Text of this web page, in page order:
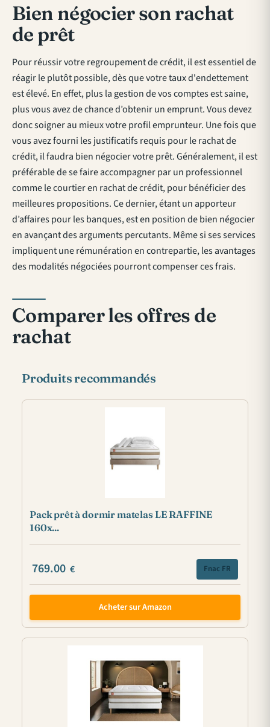
Bien négocier son rachat
de prêt
Pour réussir votre regroupement de crédit, il est essentiel de
réagir le plutôt possible, dès que votre taux d'endettement
est élevé. En effet, plus la gestion de vos comptes est saine,
plus vous avez de chance d’obtenir un emprunt. Vous devez
donc soigner au mieux votre profil emprunteur. Une fois que
vous avez fourni les justificatifs requis pour le rachat de
crédit, il faudra bien négocier votre prêt. Généralement, il est
préférable de se faire accompagner par un professionnel
comme le courtier en rachat de crédit, pour bénéficier des
meilleures propositions. Ce dernier, étant un apporteur
d’affaires pour les banques, est en position de bien négocier
en avançant des arguments percutants. Même si ses services
impliquent une rémunération en contrepartie, les avantages
des modalités négociées pourront compenser ces frais.
Comparer les offres de
rachat
Produits recommandés
Pack prêt à dormir matelas LE RAFFINE
160x...
769.00 € Fnac FR
Acheter sur Amazon